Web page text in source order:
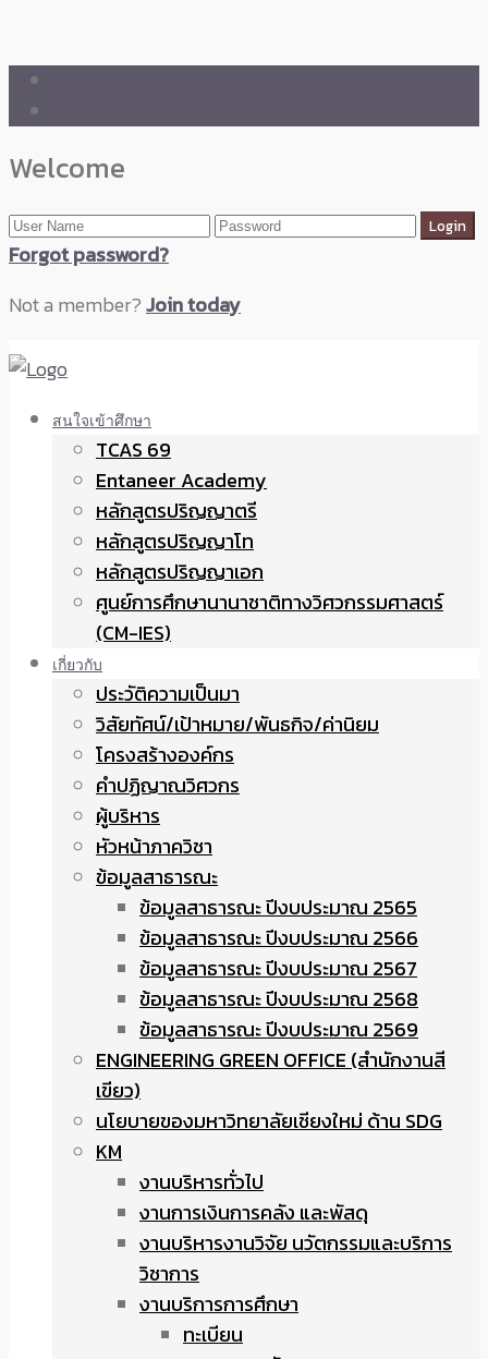
Welcome
Forgot password?
Not a member?Join today
สนใจเข้าศึกษา
TCAS 69
Entaneer Academy
หลักสูตรปริญญาตรี
หลักสูตรปริญญาโท
หลักสูตรปริญญาเอก
ศูนย์การศึกษานานาชาติทางวิศวกรรมศาสตร์
(CM-IES)
เกี่ยวกับ
ประวัติความเป็นมา
วิสัยทัศน์/เป้าหมาย/พันธกิจ/ค่านิยม
โครงสร้างองค์กร
คำปฏิญาณวิศวกร
ผู้บริหาร
หัวหน้าภาควิชา
ข้อมูลสาธารณะ
ข้อมูลสาธารณะ ปีงบประมาณ 2565
ข้อมูลสาธารณะ ปีงบประมาณ 2566
ข้อมูลสาธารณะ ปีงบประมาณ 2567
ข้อมูลสาธารณะ ปีงบประมาณ 2568
ข้อมูลสาธารณะ ปีงบประมาณ 2569
ENGINEERING GREEN OFFICE (สำนักงานสี
เขียว)
นโยบายของมหาวิทยาลัยเชียงใหม่ ด้าน SDG
KM
งานบริหารทั่วไป
งานการเงินการคลัง และพัสดุ
งานบริหารงานวิจัย นวัตกรรมและบริการ
วิชาการ
งานบริการการศึกษา
ทะเบียน